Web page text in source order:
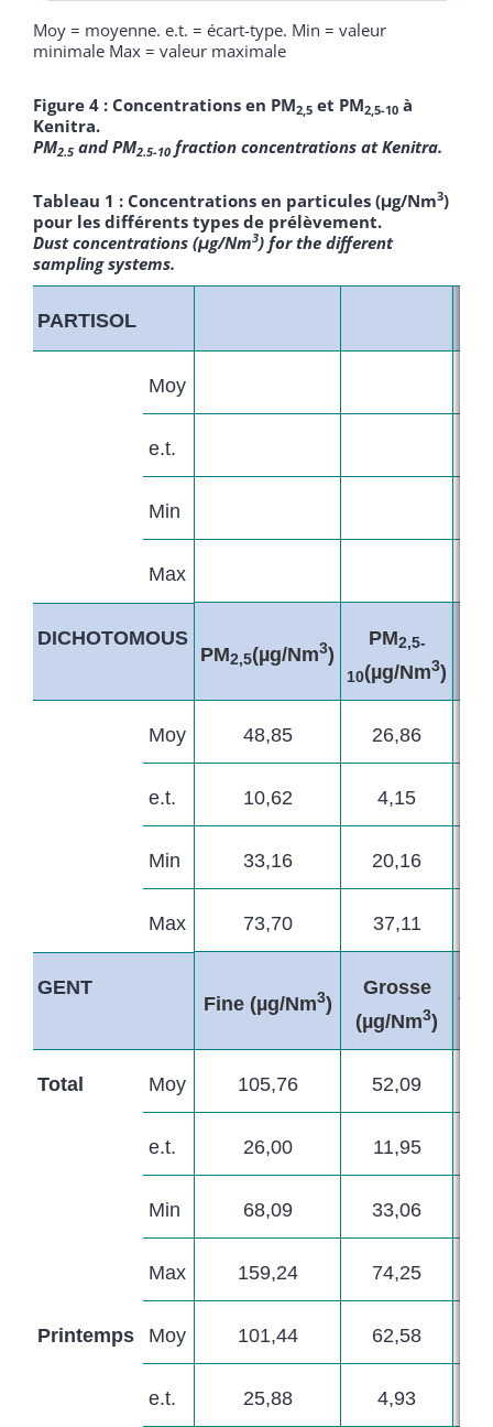
Moy = moyenne. e.t. = écart-type. Min = valeur
minimale Max = valeur maximale
Figure 4 : Concentrations en PM2,5 et PM2,5-10 à
Kenitra.
PM2.5 and PM2.5-10 fraction concentrations at Kenitra.
Tableau 1 : Concentrations en particules (μg/Nm3)
pour les différents types de prélèvement.
Dust concentrations (μg/Nm3) for the different
sampling systems.
PARTISOL
Moy
e.t.
Min
Max
DICHOTOMOUS
PM2,5(µg/Nm3)
PM2,5-
10(µg/Nm3)
Moy 48,85 26,86
e.t. 10,62 4,15
Min 33,16 20,16
Max 73,70 37,11
GENT
Fine (µg/Nm3)
Grosse
(µg/Nm3)
Total Moy 105,76 52,09
e.t. 26,00 11,95
Min 68,09 33,06
Max 159,24 74,25
Printemps Moy 101,44 62,58
e.t. 25,88 4,93